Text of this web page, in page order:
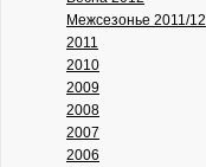
Межсезонье 2011/12
2011
2010
2009
2008
2007
2006